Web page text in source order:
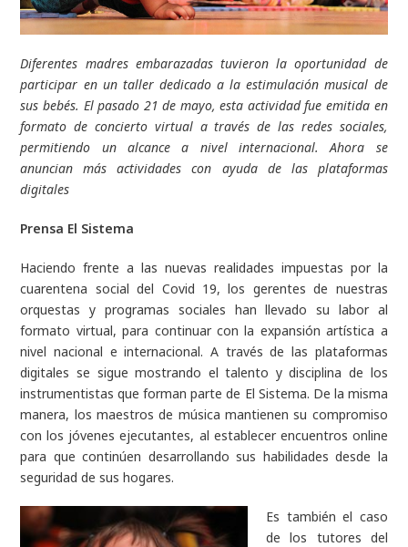
Diferentes madres embarazadas tuvieron la oportunidad de
participar en un taller dedicado a la estimulación musical de
sus bebés. El pasado 21 de mayo, esta actividad fue emitida en
formato de concierto virtual a través de las redes sociales,
permitiendo un alcance a nivel internacional. Ahora se
anuncian más actividades con ayuda de las plataformas
digitales
Prensa El Sistema
Haciendo frente a las nuevas realidades impuestas por la
cuarentena social del Covid 19, los gerentes de nuestras
orquestas y programas sociales han llevado su labor al
formato virtual, para continuar con la expansión artística a
nivel nacional e internacional. A través de las plataformas
digitales se sigue mostrando el talento y disciplina de los
instrumentistas que forman parte de El Sistema. De la misma
manera, los maestros de música mantienen su compromiso
con los jóvenes ejecutantes, al establecer encuentros online
para que continúen desarrollando sus habilidades desde la
seguridad de sus hogares.
Es también el caso
de los tutores del